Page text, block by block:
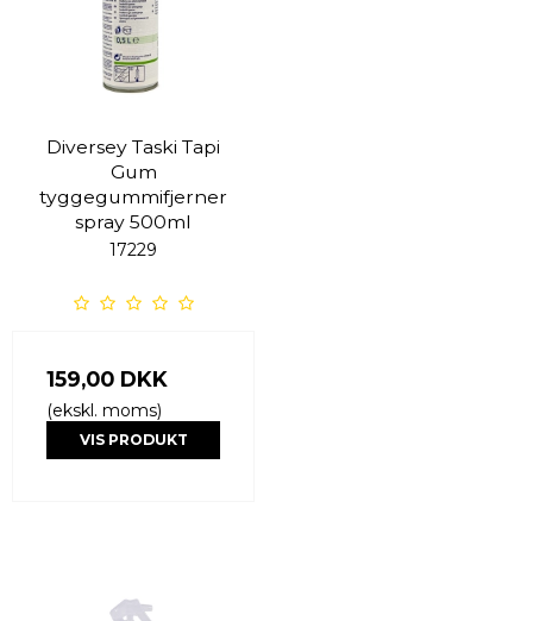
Diversey Taski Tapi
Gum
tyggegummifjerner
spray 500ml
17229
159,00 DKK
(ekskl. moms)
VIS PRODUKT